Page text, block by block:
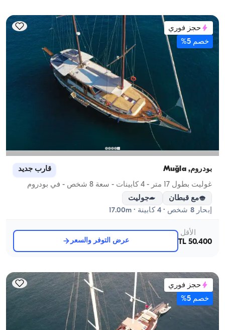
حجز فوري
خصم 5%
بودروم, Muğla قارب جديد
غوليت بطول 17 متر - 4 كابينات - سعة 8 شخص - في بودروم
مع قبطان
جوليت
إبحار 8 شخص · 4 كابينة · 17.00m
الأقل
50.400 TL
عرض التوفر والسعر
حجز فوري
خصم 5%